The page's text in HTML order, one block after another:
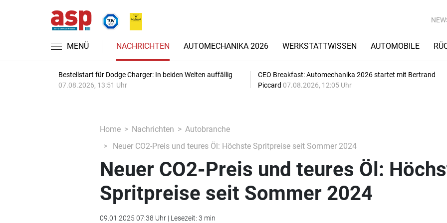
MENÜ NACHRICHTEN AUTOMECHANIKA 2026 WERKSTATTWISSEN AUTOMOBILE
Bestellstart für Dodge Charger: In beiden Welten auffällig
07.08.2026, 13:51 Uhr
CEO Breakfast: Automechanika 2026 startet mit Bertrand
Piccard 07.08.2026, 12:05 Uhr
Home Nachrichten
Autobranche
Neuer CO2-Preis und teures Öl: Höchste Spritpreise seit Sommer 2024
Neuer CO2-Preis und teures Öl:
Spritpreise seit Sommer 2024
09.01.2025 07:38 Uhr | Lesezeit: 3 min